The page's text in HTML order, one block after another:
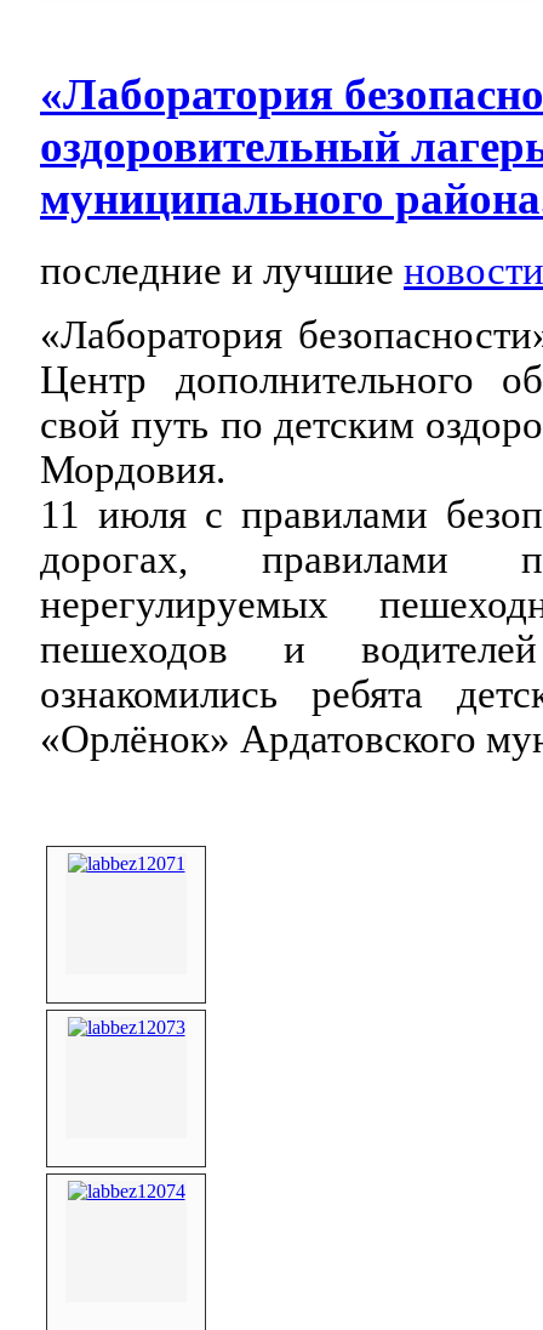
«Лаборатория
оздоровительный
муниципального
последние и лучшие
«Лаборатория
Центр дополнительного
свой путь по детским
Мордовия.
11 июля с правилами
дорогах, правилами
нерегулируемых
пешеходов и водителей
ознакомились ребята
«Орлёнок» Ардатовского